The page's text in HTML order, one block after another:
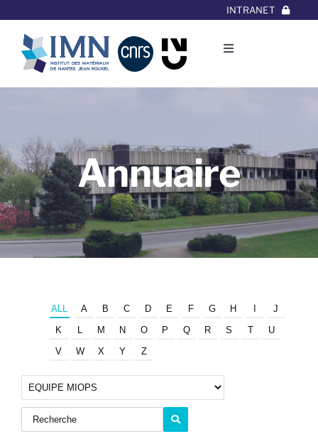
au
contenu
INTRANET
Toggle
L’Institut
Equipes
Projets/Collaborations
Annuaire
ALL A B C D E F G H
J
K
L M N O P Q R S T
U
V
W X Y Z